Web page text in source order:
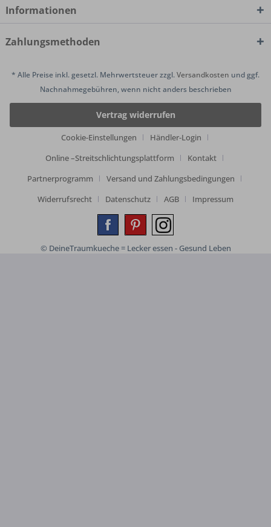
Informationen
Zahlungsmethoden
* Alle Preise inkl. gesetzl. Mehrwertsteuer zzgl.Versandkosten und ggf.
Nachnahmegebühren, wenn nicht anders beschrieben
Vertrag widerrufen
Cookie-Einstellungen
Händler-Login
Online –Streitschlichtungsplattform
Kontakt
Partnerprogramm
Versand und Zahlungsbedingungen
Widerrufsrecht
Datenschutz AGB Impressum
© DeineTraumkueche = Lecker essen - Gesund Leben